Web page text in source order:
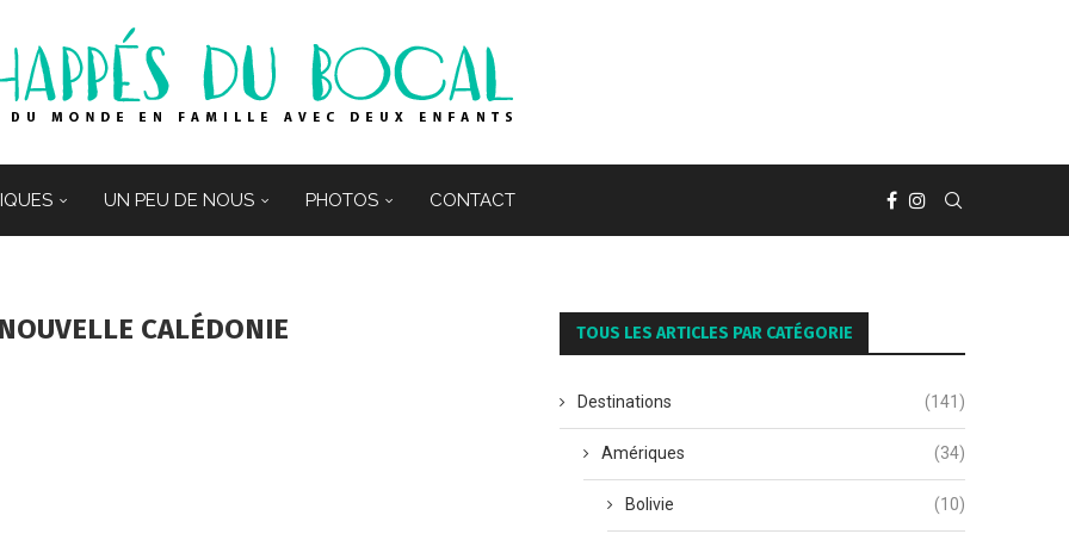
UN PEU DE NOUS PHOTOS CONTACT
NOUVELLE CALÉDONIE TOUS LES ARTICLES PAR CATÉGORIE
Destinations (141)
Amériques (34)
Bolivie (10)